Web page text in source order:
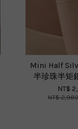
Mini Half
半珍珠半矩
NT$
NT$